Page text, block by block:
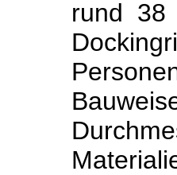
rund 38